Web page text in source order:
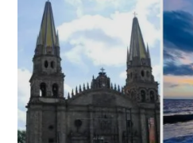
supera
los
10
millones
de
viajeros
en